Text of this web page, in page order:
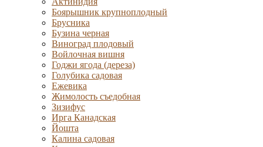
Боярышник крупноплодный
Брусника
Бузина черная
Виноград плодовый
Войлочная вишня
Годжи ягода (дереза)
Голубика садовая
Ежевика
Жимолость съедобная
Зизифус
Ирга Канадская
Йошта
Калина садовая